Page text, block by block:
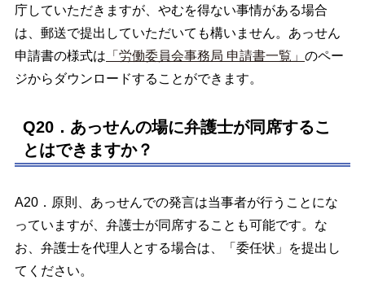
庁していただきますが、やむを得ない事情がある場合
は、郵送で提出していただいても構いません。あっせん
申請書の様式は 「労働委員会事務局 申請書一覧」 のペー
ジからダウンロードすることができます。
Q20．あっせんの場に弁護士が同席するこ
とはできますか？
A20．原則、あっせんでの発言は当事者が行うことにな
っていますが、弁護士が同席することも可能です。な
お、弁護士を代理人とする場合は、「委任状」を提出し
てください。